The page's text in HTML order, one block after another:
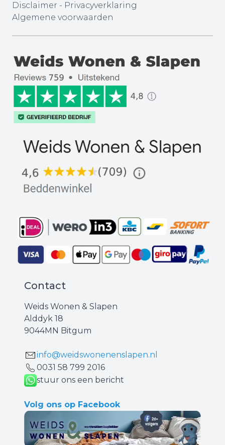
Disclaimer - Privacyverklaring
Algemene voorwaarden
Contact
Weids Wonen & Slapen
Alddyk 18
9044MN Bitgum
info@weidswonenenslapen.nl
0031 ‪58 799 2016‬
stuur ons een bericht
Volg ons op Facebook